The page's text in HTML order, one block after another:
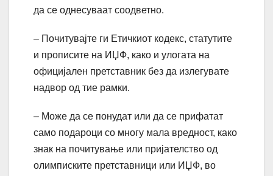
да се однесуваат соодветно.
– Почитувајте ги Етичкиот кодекс, статутите
и прописите на ИЏФ, како и улогата на
официјален претставник без да излегувате
надвор од тие рамки.
– Може да се понудат или да се прифатат
само подароци со многу мала вредност, како
знак на почитување или пријателство од
олимписките претставници или ИЏФ, во